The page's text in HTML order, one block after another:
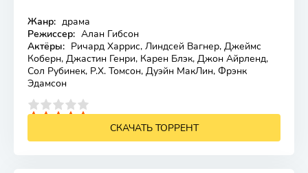
Жанр: драма
Режиссер: Алан Гибсон
Актёры: Ричард Харрис, Линдсей Вагнер, Джеймс
Коберн, Джастин Генри, Карен Блэк, Джон Айрленд,
Сол Рубинек, Р.Х. Томсон, Дуэйн МакЛин, Фрэнк
Эдамсон
СКАЧАТЬ ТОРРЕНТ